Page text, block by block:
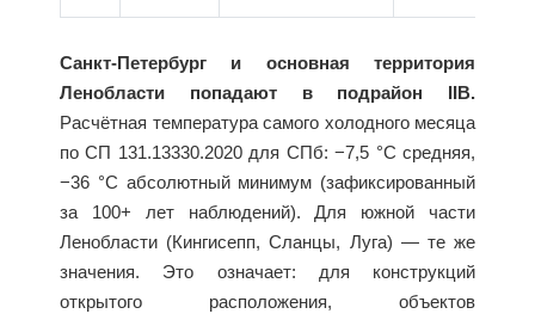
Санкт-Петербург и основная территория
Ленобласти попадают в подрайон IIВ.
Расчётная температура самого холодного месяца
по СП 131.13330.2020 для СПб: −7,5 °C средняя,
−36 °C абсолютный минимум (зафиксированный
за 100+ лет наблюдений). Для южной части
Ленобласти (Кингисепп, Сланцы, Луга) — те же
значения. Это означает: для конструкций
открытого расположения, объектов